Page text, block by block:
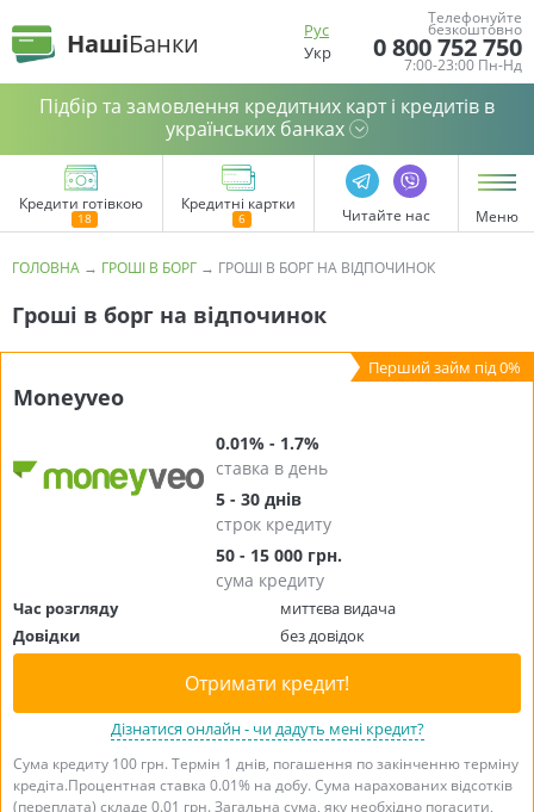
НашіБанки
Рус
Укр
Телефонуйте
безкоштовно
0 800 752 750
7:00-23:00 Пн-Нд
Підбір та замовлення кредитних карт і кредитів в
українських банках
Кредити готівкою Кредитні картки
Читайте нас Меню
ГОЛОВНА → ГРОШІ В БОРГ → ГРОШІ В БОРГ НА ВІДПОЧИНОК
Гроші в борг на відпочинок
Moneyveo
0.01% - 1.7%
ставка в день
5 - 30 днів
строк кредиту
50 - 15 000 грн.
сума кредиту
Час розгляду
миттєва видача
Довідки
без довідок
Отримати кредит!
Дізнатися онлайн - чи дадуть мені кредит?
Сума кредиту 100 грн. Термін 1 днів, погашення по закінченню терміну
кредіта.Процентная ставка 0.01% на добу. Сума нарахованих відсотків
(переплата) складе 0.01 грн. Загальна сума, яку необхідно погасити,